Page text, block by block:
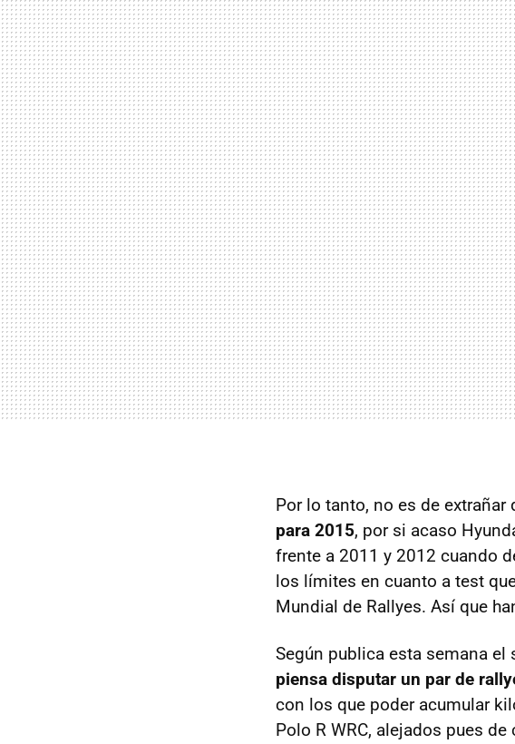
Por lo tanto, no es de extrañar
para 2015, por si acaso
frente a 2011 y 2012 cuando
los límites en cuanto a test
Mundial de Rallyes. Así que
Según publica esta semana el
piensa disputar un par de
con los que poder acumular
Polo R WRC, alejados pues